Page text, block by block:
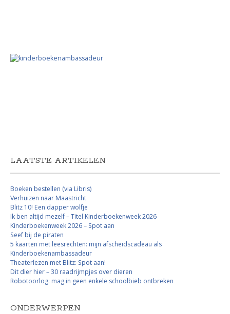
LAATSTE ARTIKELEN
Boeken bestellen (via Libris)
Verhuizen naar Maastricht
Blitz 10! Een dapper wolfje
Ik ben altijd mezelf – Titel Kinderboekenweek 2026
Kinderboekenweek 2026 – Spot aan
Seef bij de piraten
5 kaarten met leesrechten: mijn afscheidscadeau als
Kinderboekenambassadeur
Theaterlezen met Blitz: Spot aan!
Dit dier hier – 30 raadrijmpjes over dieren
Robotoorlog: mag in geen enkele schoolbieb ontbreken
ONDERWERPEN